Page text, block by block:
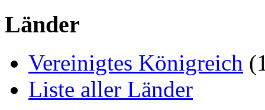
Länder
Vereinigtes Königreich
Liste aller Länder